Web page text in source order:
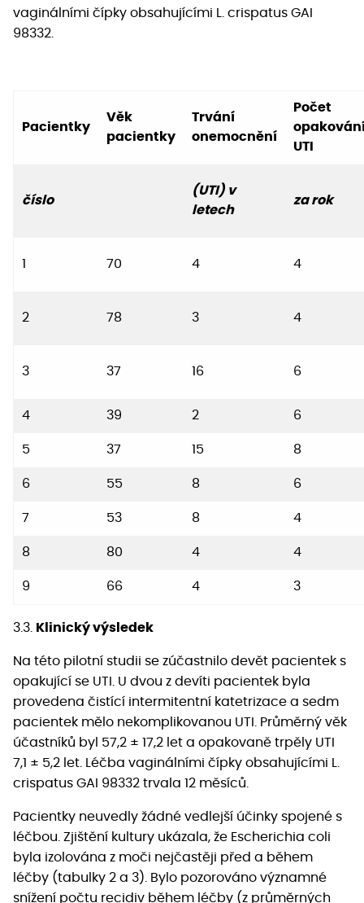
vaginálními čípky obsahujícími L. crispatus GAI
98332.
Pacientky
Věk
pacientky
Trvání
onemocnění
Počet
UTI
číslo
(UTI) v
letech
za rok
1 70 4 4
2 78 3 4
3 37 16 6
4 39 2 6
5 37 15 8
6 55 8 6
7 53 8 4
8 80 4 4
9 66 4 3
3.3. Klinický výsledek
Na této pilotní studii se zúčastnilo devět pacientek s
opakující se UTI. U dvou z devíti pacientek byla
provedena čistící intermitentní katetrizace a sedm
pacientek mělo nekomplikovanou UTI. Průměrný věk
účastníků byl 57,2 ± 17,2 let a opakovaně trpěly UTI
7,1 ± 5,2 let. Léčba vaginálními čípky obsahujícími L.
crispatus GAI 98332 trvala 12 měsíců.
Pacientky neuvedly žádné vedlejší účinky spojené s
léčbou. Zjištění kultury ukázala, že Escherichia coli
byla izolována z moči nejčastěji před a během
léčby (tabulky 2 a 3). Bylo pozorováno významné
snížení počtu recidiv během léčby (z průměrných